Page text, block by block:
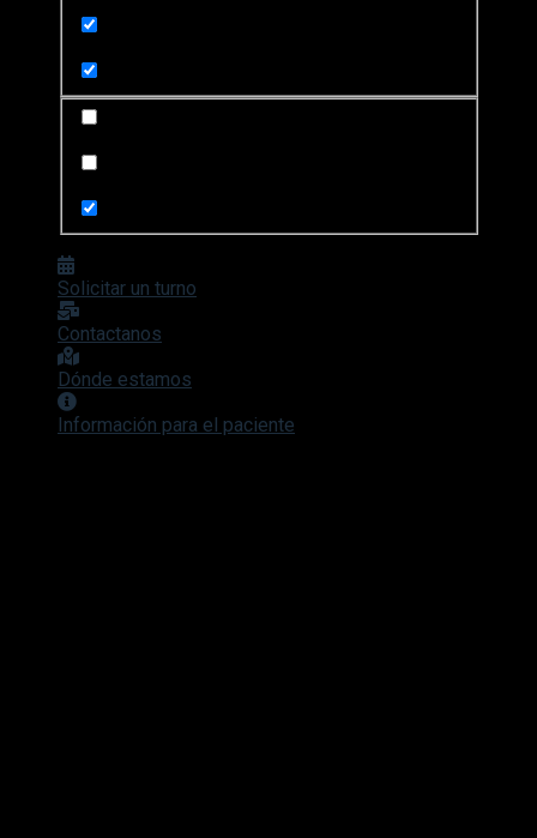
Solicitar un turno
Contactanos
Dónde estamos
Información para el paciente